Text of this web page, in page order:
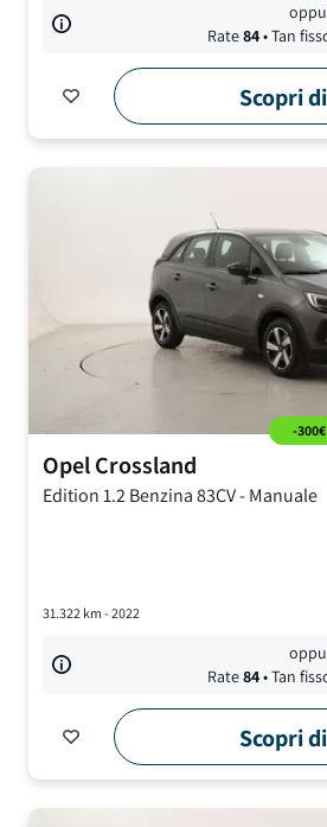
Rate84• Tan
Scopri
-
OpelCrossland
Edition1.2 Benzina 83CV-Manuale
31.322km - 2022
Rate84• Tan
Scopri